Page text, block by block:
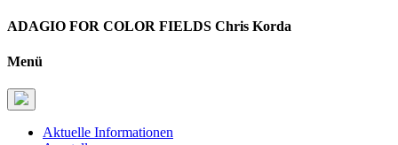
ADAGIO FOR COLOR FIELDS Chris Korda
Menü
Aktuelle Informationen